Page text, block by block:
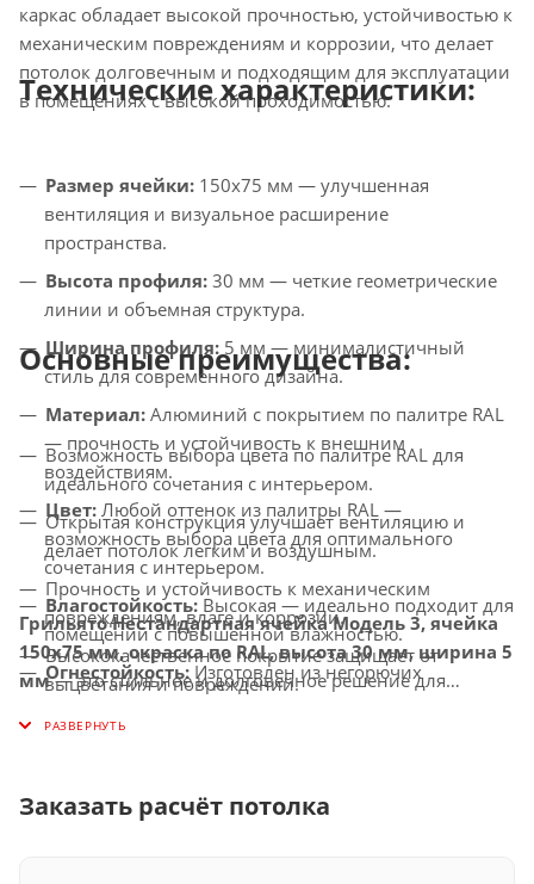
каркас обладает высокой прочностью, устойчивостью к
механическим повреждениям и коррозии, что делает
потолок долговечным и подходящим для эксплуатации
в помещениях с высокой проходимостью.
Технические характеристики:
Размер ячейки: 150х75 мм — улучшенная
вентиляция и визуальное расширение
пространства.
Высота профиля: 30 мм — четкие геометрические
линии и объемная структура.
Ширина профиля: 5 мм — минималистичный
стиль для современного дизайна.
Материал: Алюминий с покрытием по палитре RAL
— прочность и устойчивость к внешним
воздействиям.
Цвет: Любой оттенок из палитры RAL —
возможность выбора цвета для оптимального
сочетания с интерьером.
Влагостойкость: Высокая — идеально подходит для
помещений с повышенной влажностью.
Огнестойкость: Изготовлен из негорючих
материалов, соответствует современным стандартам
безопасности.
интегрируется с LED-светильниками и другими
осветительными системами.
Основные преимущества:
Возможность выбора цвета по палитре RAL для
идеального сочетания с интерьером.
Открытая конструкция улучшает вентиляцию и
делает потолок легким и воздушным.
Прочность и устойчивость к механическим
повреждениям, влаге и коррозии.
Высококачественное покрытие защищает от
выцветания и повреждений.
Универсальное применение — идеально подходит
Грильято Нестандартная ячейка Модель 3, ячейка
150х75 мм, окраска по RAL, высота 30 мм, ширина 5
мм— это стильное и долговечное решение для
которое придаст вашему интерьеру индивидуальность
Заказать расчёт потолка